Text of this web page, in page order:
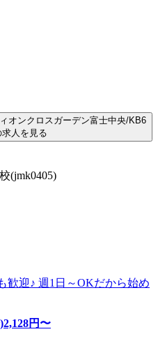
オンクロスガーデン富士中央/KB6
人を見る
(jmk0405)
歓迎♪ 週1日～OKだから始め
2,128円〜